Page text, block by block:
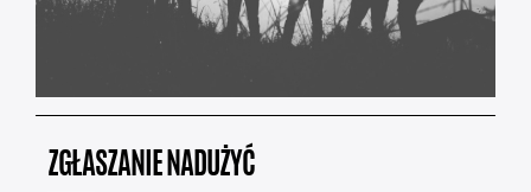
ZGŁASZANIE NADUŻYĆ